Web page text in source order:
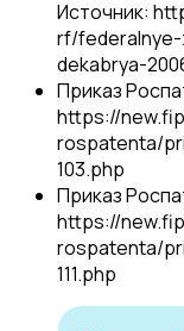
Источник:
rf/
dekabrya-
Приказ
https://
rospatenta/
103.php
Приказ
https://
rospatenta/
111.php